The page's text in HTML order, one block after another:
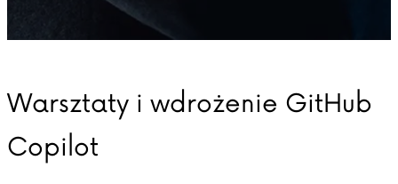
Warsztaty i wdrożenie GitHub
Copilot